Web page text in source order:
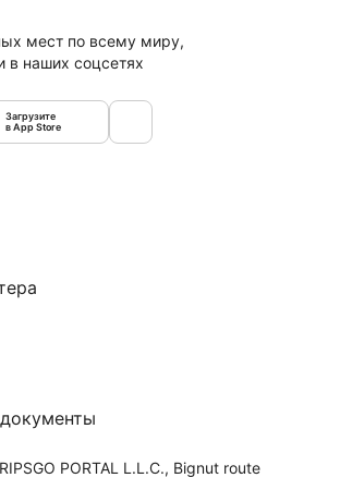
мест по всему миру,
в наших соцсетях
Загрузите
в App Store
PORTAL L.L.C., Bignut route